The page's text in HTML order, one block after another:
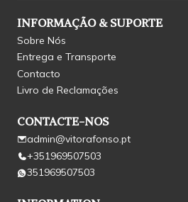
INFORMAÇÃO & SUPORTE
Sobre Nós
Entrega e Transporte
Contacto
Livro de Reclamações
CONTACTE-NOS
admin@vitorafonso.pt
+351969507503
351969507503